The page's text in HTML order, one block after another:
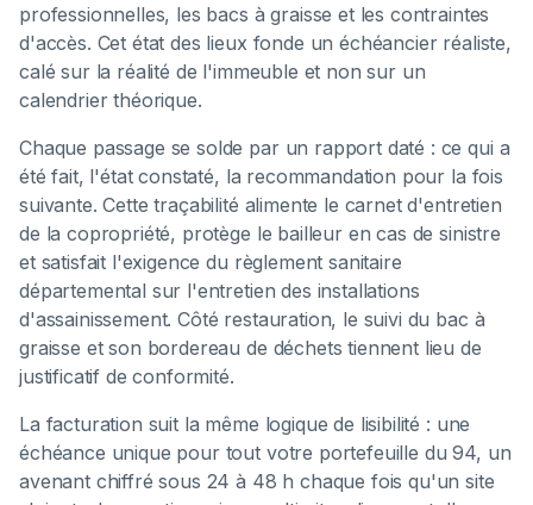
professionnelles, les bacs à graisse et les contraintes
d'accès. Cet état des lieux fonde un échéancier réaliste,
calé sur la réalité de l'immeuble et non sur un
calendrier théorique.
Chaque passage se solde par un rapport daté : ce qui a
été fait, l'état constaté, la recommandation pour la fois
suivante. Cette traçabilité alimente le carnet d'entretien
de la copropriété, protège le bailleur en cas de sinistre
et satisfait l'exigence du règlement sanitaire
départemental sur l'entretien des installations
d'assainissement. Côté restauration, le suivi du bac à
graisse et son bordereau de déchets tiennent lieu de
justificatif de conformité.
La facturation suit la même logique de lisibilité : une
échéance unique pour tout votre portefeuille du 94, un
avenant chiffré sous 24 à 48 h chaque fois qu'un site